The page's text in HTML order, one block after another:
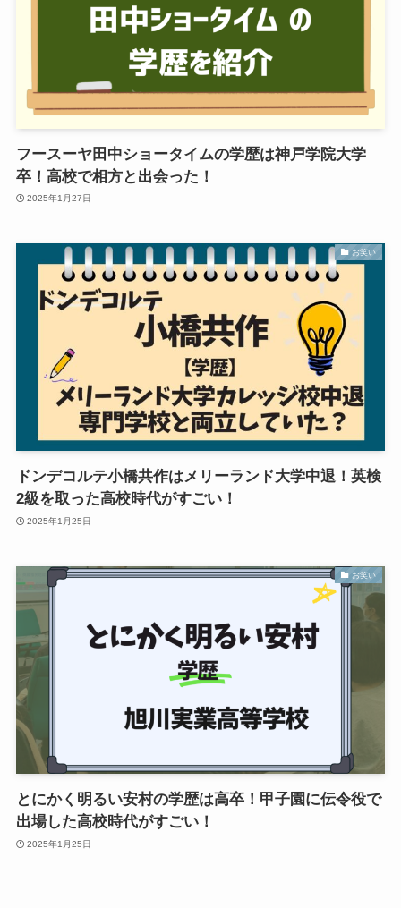
フースーヤ田中ショータイムの学歴は神戸学院大学
卒！高校で相方と出会った！
2025年1月27日
お笑い
ドンデコルテ小橋共作はメリーランド大学中退！英検
2級を取った高校時代がすごい！
2025年1月25日
お笑い
とにかく明るい安村の学歴は高卒！甲子園に伝令役で
出場した高校時代がすごい！
2025年1月25日